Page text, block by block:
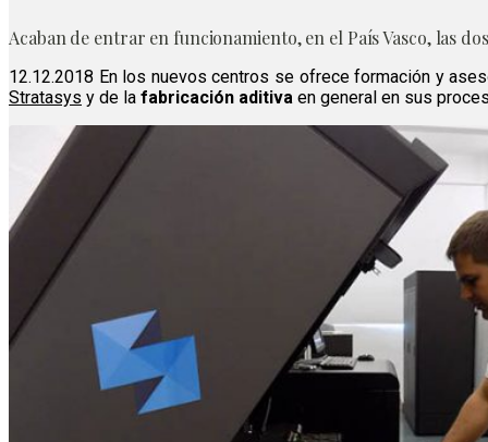
Acaban de entrar en funcionamiento, en el País Vasco, las
12.12.2018 En los nuevos centros se ofrece formación y
Stratasys y de la fabricación aditiva en general en sus